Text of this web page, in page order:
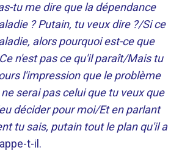
tu me dire que la dépendance
? Putain, tu veux dire ?/Si ce
alors pourquoi est-ce que
n'est pas ce qu'il paraît/Mais tu
l'impression que le problème
serai pas celui que tu veux que
décider pour moi/Et en parlant
tu sais, putain tout le plan qu'il a
t-il.